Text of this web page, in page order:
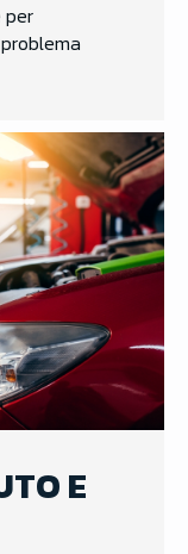
per
E